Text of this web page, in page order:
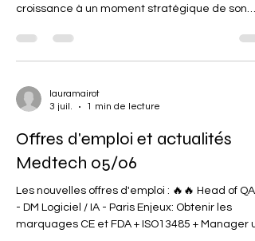
croissance à un moment stratégique de son
CE et FDA + ISO13485 + Manager une Chargée
QARA Les plus: Une entreprise qui grandit vite,
externes aux profils variés et reconnus pour
expertises 🔥 Chargé QARA Contribuez à
une startup en cr
lauramairot
3 juil.
1 min de lecture
Offres d'emploi et actualités
Medtech 05/06
Les nouvelles offres d'emploi : 🔥🔥 Head of
- DM Logiciel / IA - Paris Enjeux: Obtenir les
marquages CE et FDA + ISO13485 + Manager